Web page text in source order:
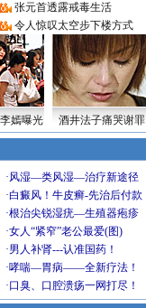
张元首透露戒毒生活
令人惊叹太空步下楼方式
嫣曝光 酒井法子痛哭谢罪